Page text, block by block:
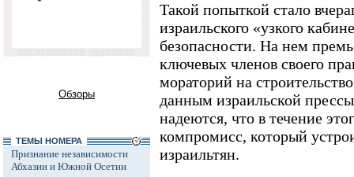
Обзоры
ТЕМЫ НОМЕРА
Признание независимости
Абхазии и Южной Осетии
Такой попыткой стало
израильского «узкого
безопасности. На нем
ключевых членов своего
мораторий на
данным израильской
надеются, что в течение
компромисс, который
израильтян.